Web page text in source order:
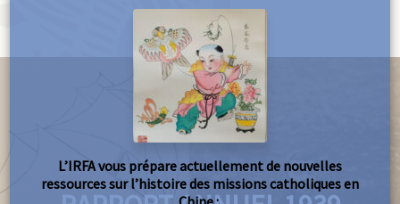
L’IRFA vous prépare actuellement de nouvelles
ressources sur l’histoire des missions catholiques en